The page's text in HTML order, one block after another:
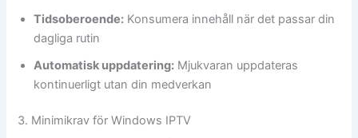
Tidsoberoende: Konsumera innehåll när det passar din
dagliga rutin
Automatisk uppdatering: Mjukvaran uppdateras
kontinuerligt utan din medverkan
3. Minimikrav för Windows IPTV